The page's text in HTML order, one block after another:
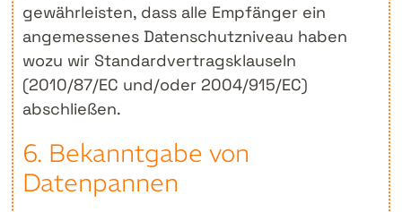
gewährleisten, dass alle Empfänger ein
angemessenes Datenschutzniveau haben
wozu wir Standardvertragsklauseln
(2010/87/EC und/oder 2004/915/EC)
abschließen.
6. Bekanntgabe von
Datenpannen